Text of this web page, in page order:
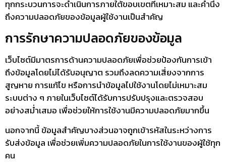
ทุกกระบวนการจะดำเนินการภายใต้ขอบเขตที่เหมาะสม และคำนึง
ถึงความปลอดภัยของข้อมูลผู้ใช้งานเป็นสำคัญ
การรักษาความปลอดภัยของข้อมูล
เว็บไซต์มีมาตรการด้านความปลอดภัยเพื่อช่วยป้องกันการเข้า
ถึงข้อมูลโดยไม่ได้รับอนุญาต รวมถึงลดความเสี่ยงจากการ
สูญหาย การแก้ไข หรือการนำข้อมูลไปใช้งานโดยไม่เหมาะสม
ระบบต่าง ๆ ภายในเว็บไซต์ได้รับการปรับปรุงและตรวจสอบ
อย่างสม่ำเสมอ เพื่อช่วยให้การใช้งานมีความปลอดภัยมากขึ้น
นอกจากนี้ ข้อมูลสำคัญบางส่วนอาจถูกเข้ารหัสในระหว่างการ
รับส่งข้อมูล เพื่อช่วยเพิ่มความปลอดภัยในการใช้งานของผู้ใช้ทุก
คน